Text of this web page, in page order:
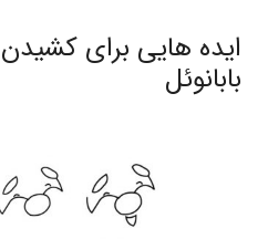
ایده هایی برای
بابانوئل